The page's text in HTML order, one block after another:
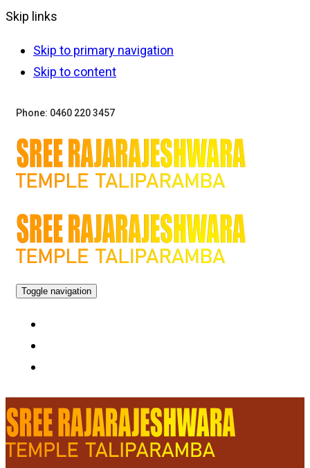
Skip links
Skip to primary navigation
Skip to content
Phone: 0460 220 3457
Toggle navigation